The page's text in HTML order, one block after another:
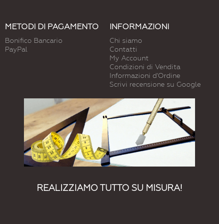
METODI DI PAGAMENTO
Bonifico Bancario
PayPal
INFORMAZIONI
Chi siamo
Contatti
My Account
Condizioni di Vendita
Informazioni d'Ordine
Scrivi recensione su Google
REALIZZIAMO TUTTO SU MISURA!